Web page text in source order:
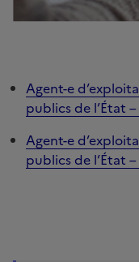
Agent-e
publics de l’État
Agent-e
publics de l’État